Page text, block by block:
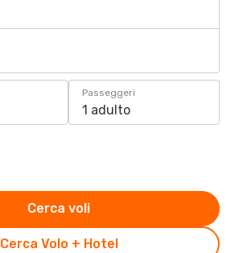
Passeggeri
1 adulto
Cerca Volo + Hotel
Cerca voli